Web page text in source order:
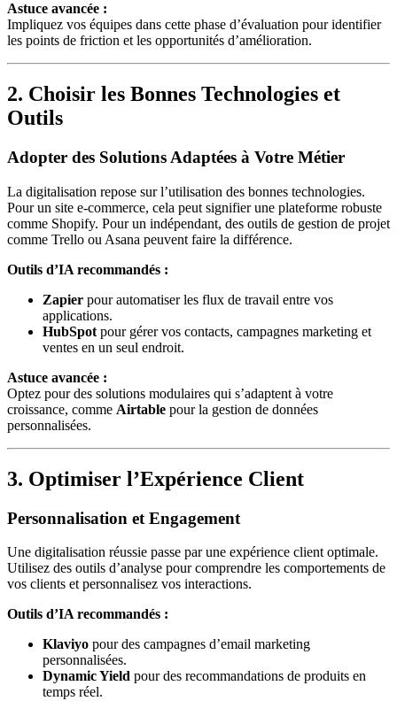
Astuce avancée :
Impliquez vos équipes dans cette phase d’évaluation pour identifier
les points de friction et les opportunités d’amélioration.
2. Choisir les Bonnes Technologies et
Outils
Adopter des Solutions Adaptées à Votre Métier
La digitalisation repose sur l’utilisation des bonnes technologies.
Pour un site e-commerce, cela peut signifier une plateforme robuste
comme Shopify. Pour un indépendant, des outils de gestion de projet
comme Trello ou Asana peuvent faire la différence.
Outils d’IA recommandés :
Zapier pour automatiser les flux de travail entre vos
applications.
HubSpot pour gérer vos contacts, campagnes marketing et
ventes en un seul endroit.
Astuce avancée :
Optez pour des solutions modulaires qui s’adaptent à votre
croissance, comme Airtable pour la gestion de données
personnalisées.
3. Optimiser l’Expérience Client
Personnalisation et Engagement
Une digitalisation réussie passe par une expérience client optimale.
Utilisez des outils d’analyse pour comprendre les comportements de
vos clients et personnalisez vos interactions.
Outils d’IA recommandés :
Klaviyo pour des campagnes d’email marketing
personnalisées.
Dynamic Yield pour des recommandations de produits en
temps réel.